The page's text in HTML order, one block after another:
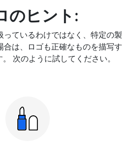
のヒント:
っているわけではなく、特定の製
合は、ロゴも正確なものを描写す
次のように試してください。